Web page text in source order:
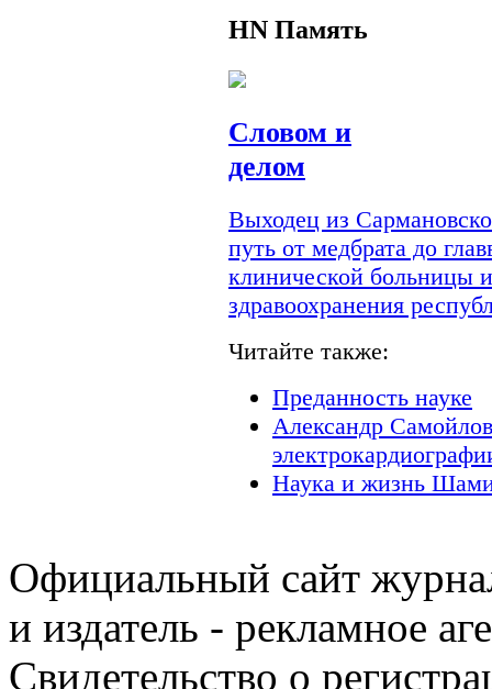
HN Память
Словом и
делом
Выходец из
путь от медбрата до
клинической больницы
здравоохранения
Читайте также:
Преданность науке
Александр
Наука и жизнь
Официальный сайт
и издатель - рекламное
Свидетельство о